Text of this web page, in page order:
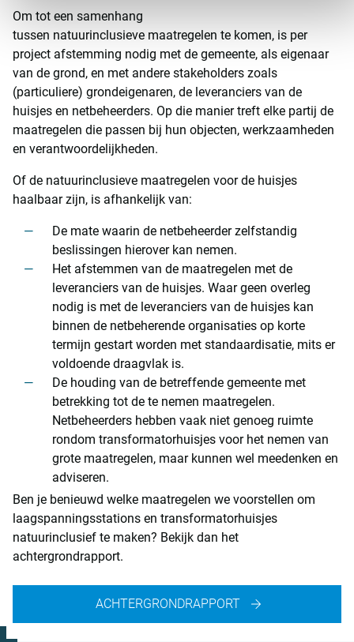
Om tot een samenhang
tussen natuurinclusieve maatregelen te komen, is per
project afstemming nodig met de gemeente, als eigenaar
van de grond, en met andere stakeholders zoals
(particuliere) grondeigenaren, de leveranciers van de
huisjes en netbeheerders. Op die manier treft elke partij de
maatregelen die passen bij hun objecten, werkzaamheden
en verantwoordelijkheden.
Of de natuurinclusieve maatregelen voor de huisjes
haalbaar zijn, is afhankelijk van:
De mate waarin de netbeheerder zelfstandig
beslissingen hierover kan nemen.
Het afstemmen van de maatregelen met de
leveranciers van de huisjes. Waar geen overleg
nodig is met de leveranciers van de huisjes kan
binnen de netbeherende organisaties op korte
termijn gestart worden met standaardisatie, mits er
voldoende draagvlak is.
De houding van de betreffende gemeente met
betrekking tot de te nemen maatregelen.
Netbeheerders hebben vaak niet genoeg ruimte
rondom transformatorhuisjes voor het nemen van
grote maatregelen, maar kunnen wel meedenken en
adviseren.
Ben je benieuwd welke maatregelen we voorstellen om
laagspanningsstations en transformatorhuisjes
natuurinclusief te maken? Bekijk dan het
achtergrondrapport.
ACHTERGRONDRAPPORT